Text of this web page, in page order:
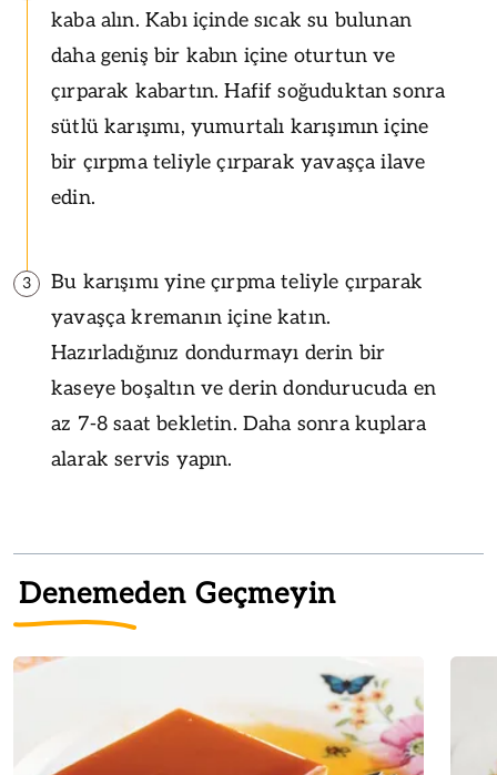
kaba alın. Kabı içinde sıcak su bulunan
daha geniş bir kabın içine oturtun ve
çırparak kabartın. Hafif soğuduktan sonra
sütlü karışımı, yumurtalı karışımın içine
bir çırpma teliyle çırparak yavaşça ilave
edin.
3
Bu karışımı yine çırpma teliyle çırparak
yavaşça kremanın içine katın.
Hazırladığınız dondurmayı derin bir
kaseye boşaltın ve derin dondurucuda en
az 7-8 saat bekletin. Daha sonra kuplara
alarak servis yapın.
Denemeden Geçmeyin